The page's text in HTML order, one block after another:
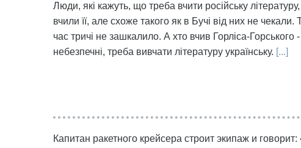
Люди, які кажуть, що треба вчити російську
вчили її, але схоже такого як в Бучі від них не
час тричі не зашкалило. А хто вчив Горліса-
небезпечні, треба вивчати літературу українську. [...]
Капитан ракетного крейсера строит экипаж и